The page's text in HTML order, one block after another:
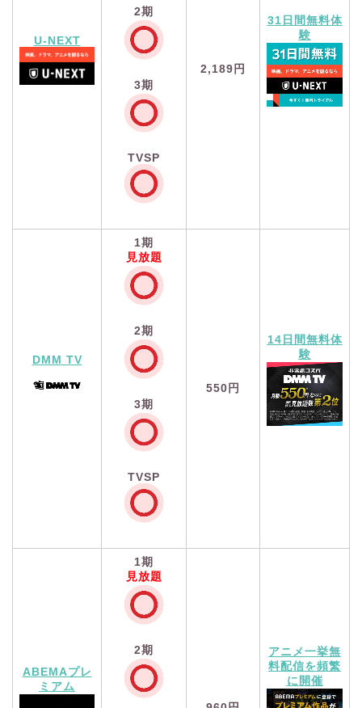
U-NEXT
2期
3期
TVSP
2,189円
31日間無料体
験
DMM TV
1期
見放題
2期
3期
TVSP
550円
14日間無料体
験
ABEMAプレ
ミアム
1期
見放題
2期
アニメ一挙無
料配信を頻繁
に開催